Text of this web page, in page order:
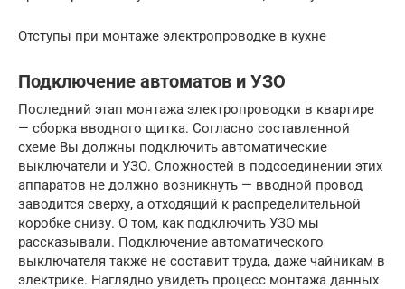
Отступы при монтаже электропроводке в кухне
Подключение автоматов и УЗО
Последний этап монтажа электропроводки в квартире
— сборка вводного щитка. Согласно составленной
схеме Вы должны подключить автоматические
выключатели и УЗО. Сложностей в подсоединении этих
аппаратов не должно возникнуть — вводной провод
заводится сверху, а отходящий к распределительной
коробке снизу. О том, как подключить УЗО мы
рассказывали. Подключение автоматического
выключателя также не составит труда, даже чайникам в
электрике. Наглядно увидеть процесс монтажа данных